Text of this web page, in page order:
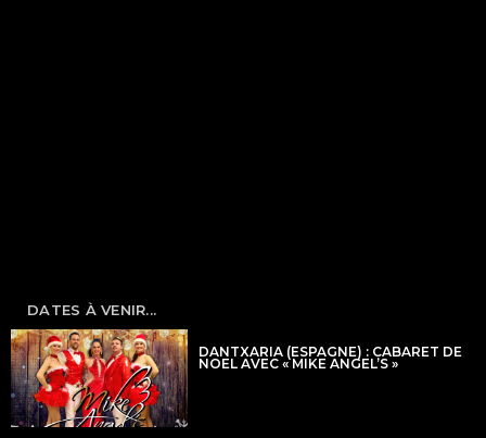
DATES À VENIR...
DANTXARIA (ESPAGNE) : CABARET DE
NOEL AVEC « MIKE ANGEL’S »